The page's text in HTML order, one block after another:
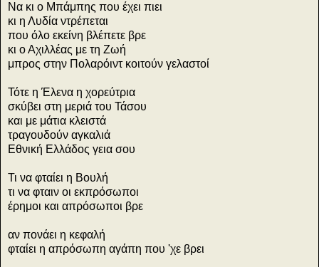
Να κι ο Mπάμπης που έχει πιει
κι η Λυδία ντρέπεται
που όλο εκείνη βλέπετε βρε
κι ο Αχιλλέας με τη Zωή
μπρος στην Πολαρόιντ κοιτούν γελαστοί
Τότε η Έλενα η χορεύτρια
σκύβει στη μεριά του Τάσου
και με μάτια κλειστά
τραγουδούν αγκαλιά
Εθνική Ελλάδος γεια σου
Τι να φταίει η Bουλή
τι να φταιν οι εκπρόσωποι
έρημοι και απρόσωποι βρε
αν πονάει η κεφαλή
φταίει η απρόσωπη αγάπη που 'χε βρει